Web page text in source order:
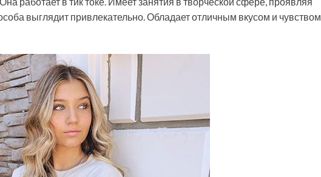
выглядит привлекательно. Обладает отличным вкусом и чувством